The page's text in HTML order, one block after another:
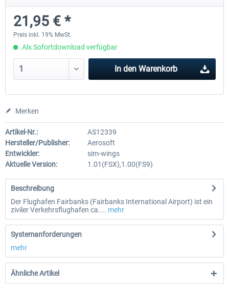
27,95 € *
21,95 € *
Preis inkl. 19% MwSt.
Als Sofortdownload verfügbar
In den Warenkorb
Merken
Artikel-Nr.:
AS12339
Hersteller/Publisher:
Aerosoft
Entwickler:
sim-wings
Aktuelle Version:
1.01(FSX),1.00(FS9)
Beschreibung
Der Flughafen Fairbanks (Fairbanks International Airport) ist ein
ziviler Verkehrsflughafen ca.... mehr
Systemanforderungen
mehr
Ähnliche Artikel